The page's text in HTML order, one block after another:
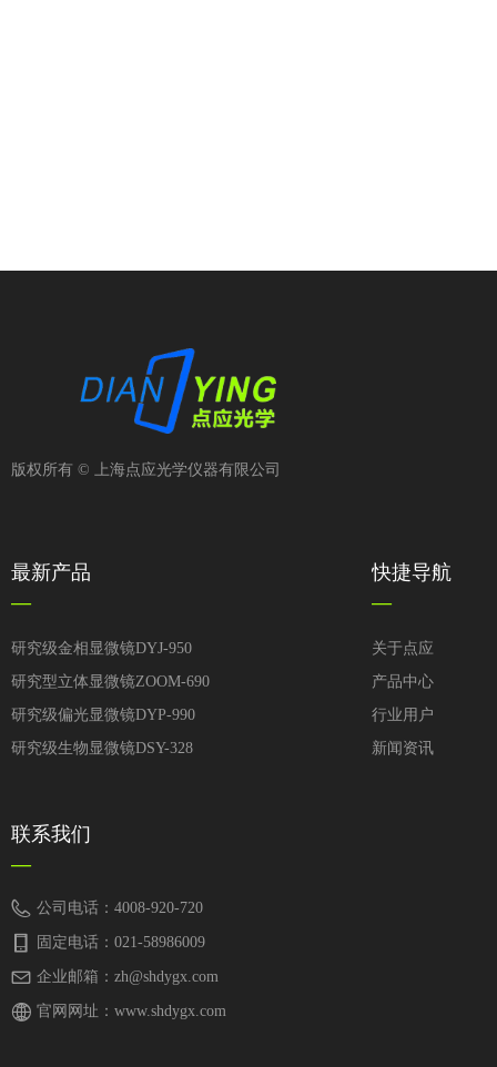
版权所有 © 上海点应光学仪器有限公司
最新产品
—
研究级金相显微镜DYJ-950
研究型立体显微镜ZOOM-690
研究级偏光显微镜DYP-990
研究级生物显微镜DSY-328
快捷导航
—
关于点应
产品中心
行业用户
新闻资讯
联系我们
—
公司电话： 4008-920-720
固定电话： 021-58986009
企业邮箱： zh@shdygx.com
官网网址： www.shdygx.com